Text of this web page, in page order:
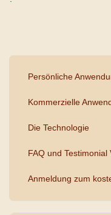
Persönliche
Kommerzielle
Die Technologie
FAQ und Testimonial
Anmeldung zum